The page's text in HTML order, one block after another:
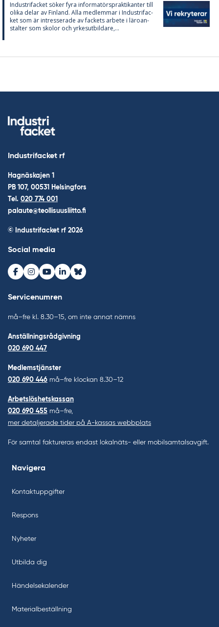
In­du­stri­fac­ket sö­ker fyra in­for­ma­tör­sprak­ti­kan­ter till
oli­ka de­lar av Fin­land. Alla med­lem­mar i In­du­stri­fac­
ket som är in­tres­se­ra­de av fac­kets ar­bete i läro­an­
stal­ter som sko­lor och yr­kes­ut­bil­da­re,...
Industrifacket rf
Hagnäskajen 1
PB 107, 00531 Helsingfors
Tel. 020 774 001
palaute@teollisuusliitto.fi
© Industrifacket rf 2026
Social media
Facebook
Instagram
Youtube
LinkedInBluesky
Servicenumren
må–fre kl. 8.30–15, om inte annat nämns
Anställningsrådgivning
020 690 447
Medlemstjänster
020 690 446 må–fre klockan 8.30–12
Arbetslöshetskassan
020 690 455 må–fre,
mer detaljerade tider på A-kassas webbplats
För samtal faktureras endast lokalnäts- eller mobilsamtalsavgift.
Navigera
Kontaktuppgifter
Respons
Nyheter
Utbilda dig
Händelsekalender
Materialbeställning